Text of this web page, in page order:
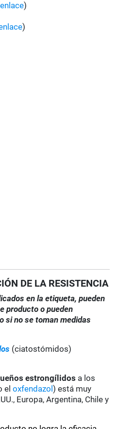
enlace)
)
DE LA RESISTENCIA
en la etiqueta, pueden
producto o pueden
si no se toman medidas
(ciatostómidos)
estrongílidos a los
eloxfendazol) está muy
Europa, Argentina, Chile y